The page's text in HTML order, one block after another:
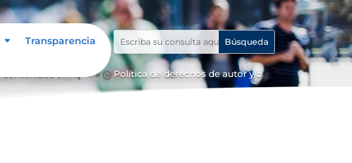
Transparencia
&#x39; Política de derechos de autor y/o